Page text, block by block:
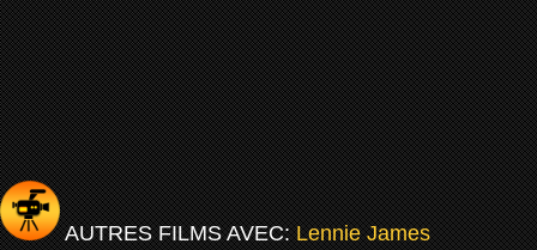
AUTRES FILMS AVEC:Lennie James